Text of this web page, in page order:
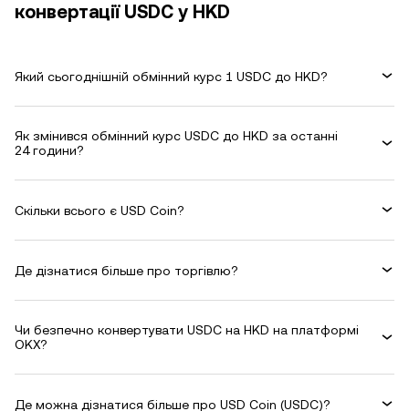
конвертації USDC у HKD
Який сьогоднішній обмінний курс 1 USDC до HKD?
Як змінився обмінний курс USDC до HKD за останні
24 години?
Скільки всього є USD Coin?
Де дізнатися більше про торгівлю?
Чи безпечно конвертувати USDC на HKD на платформі
OKX?
Де можна дізнатися більше про USD Coin (USDC)?